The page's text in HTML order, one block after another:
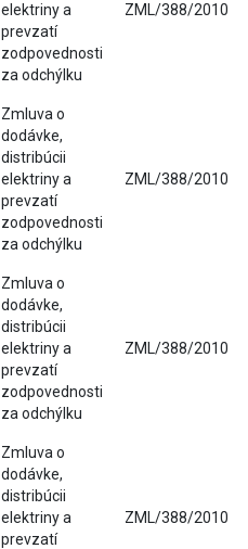
elektriny a
prevzatí
zodpovednosti
za odchýlku
ZML/388/2010
Zmluva o
dodávke,
distribúcii
elektriny a
prevzatí
zodpovednosti
za odchýlku
ZML/388/2010
Zmluva o
dodávke,
distribúcii
elektriny a
prevzatí
zodpovednosti
za odchýlku
ZML/388/2010
Zmluva o
dodávke,
distribúcii
elektriny a
prevzatí
ZML/388/2010